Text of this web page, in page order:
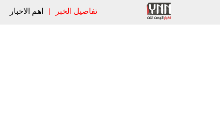
تفاصيل الخبر | اهم الاخبار